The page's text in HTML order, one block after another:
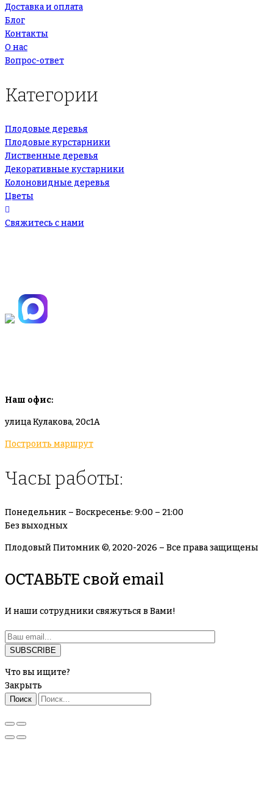
Доставка и оплата
Блог
Контакты
О нас
Вопрос-ответ
Категории
Плодовые деревья
Плодовые курстарники
Лиственные деревья
Декоративные кустарники
Колоновидные деревья
Цветы
Свяжитесь с нами
Наш офис:
улица Кулакова, 20с1А
Построить маршрут
Часы работы:
Понедельник – Воскресенье: 9:00 – 21:00
Без выходных
Плодовый Питомник ©, 2020-2026 – Все права защищены
ОСТАВЬТЕ свой email
И наши сотрудники свяжуться в Вами!
Что вы ищите?
Закрыть
Поиск